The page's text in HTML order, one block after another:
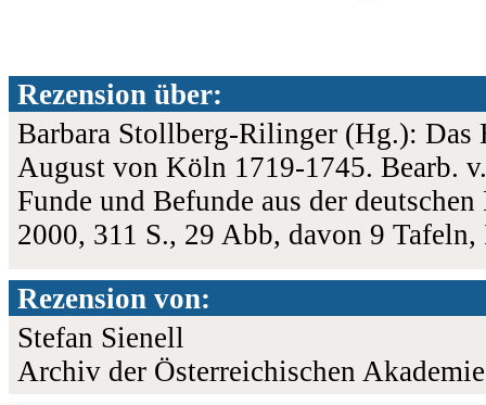
Rezension über:
Barbara Stollberg-Rilinger (Hg.): Das
August von Köln 1719-1745. Bearb.
Funde und Befunde aus der
2000, 311 S., 29 Abb, davon 9
Rezension von:
Stefan Sienell
Archiv der Österreichischen